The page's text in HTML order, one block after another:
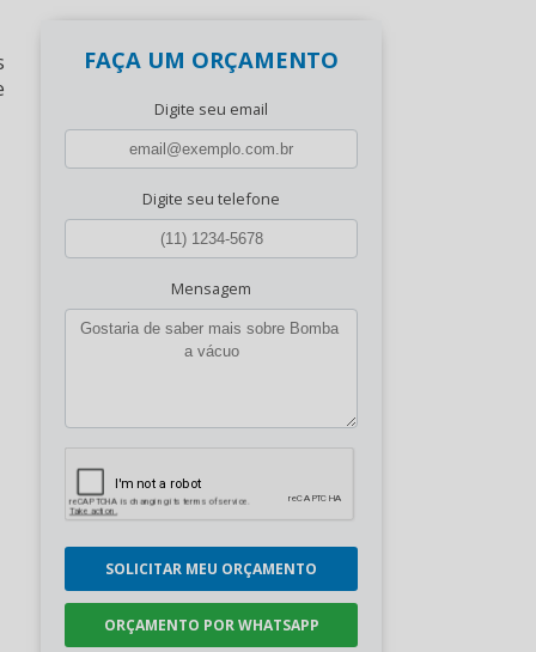
FAÇA UM ORÇAMENTO
Digite seu email
Digite seu telefone
Mensagem
SOLICITAR MEU ORÇAMENTO
ORÇAMENTO POR WHATSAPP